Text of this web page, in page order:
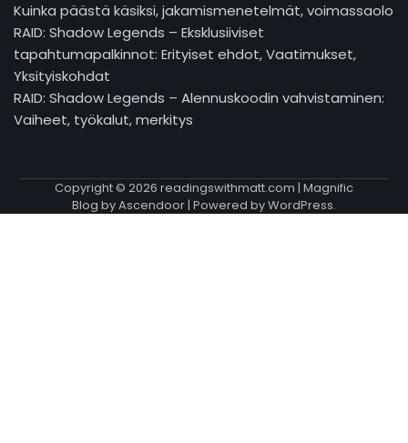
Kuinka päästä käsiksi, jakamismenetelmät, voimassaolo
RAID: Shadow Legends – Eksklusiiviset
tapahtumapalkinnot: Erityiset ehdot, Vaatimukset,
Yksityiskohdat
RAID: Shadow Legends – Alennuskoodin vahvistaminen:
Vaiheet, työkalut, merkitys
Copyright © 2026 readingswithmatt.com | Magnific
Blog byAscendoor | Powered byWordPress.